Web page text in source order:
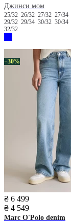
Джинси мом
25/32 26/32 27/32 27/34
29/32 29/34 30/32 30/34
32/32
−30%
₴ 6 499
₴ 4 549
Marc O'Polo denim